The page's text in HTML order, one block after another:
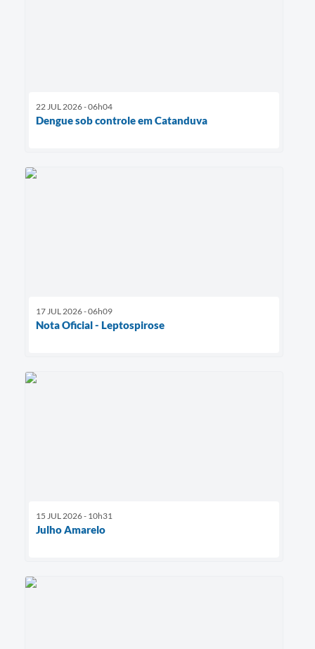
22 JUL 2026 - 06h04
Dengue sob controle em Catanduva
17 JUL 2026 - 06h09
Nota Oficial - Leptospirose
15 JUL 2026 - 10h31
Julho Amarelo